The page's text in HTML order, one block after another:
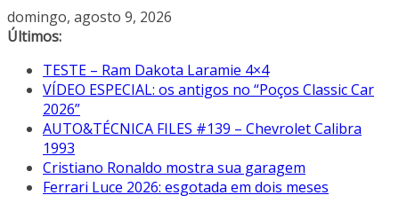
Pular
para
conteúdo
domingo, agosto 9, 2026
Últimos:
TESTE – Ram Dakota Laramie 4×4
VÍDEO ESPECIAL: os antigos no “Poços Classic Car
2026”
AUTO&TÉCNICA FILES #139 – Chevrolet Calibra
1993
Cristiano Ronaldo mostra sua garagem
Ferrari Luce 2026: esgotada em dois meses